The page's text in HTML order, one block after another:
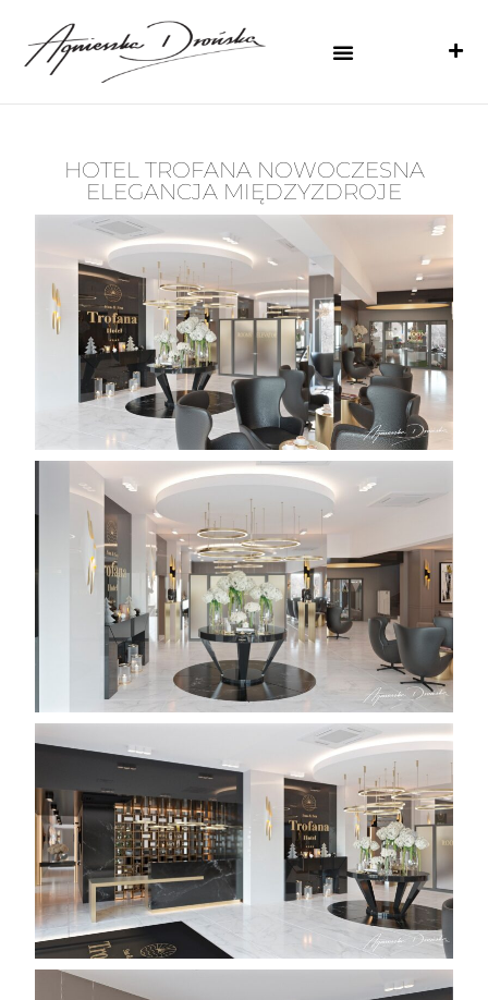
HOTEL TROFANA NOWOCZESNA
ELEGANCJA MIĘDZYZDROJE